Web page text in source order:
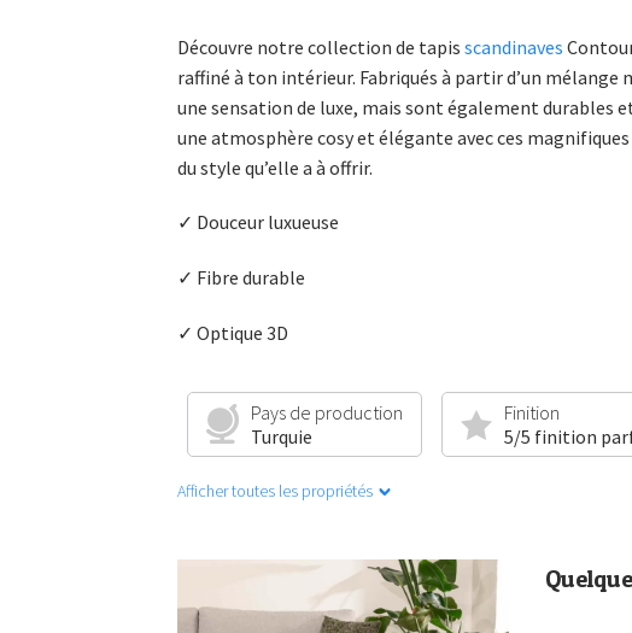
Découvre notre collection de tapis scandinaves
raffiné à ton intérieur. Fabriqués à partir d’un
une sensation de luxe, mais sont également durables
une atmosphère cosy et élégante avec ces
du style qu’elle a à offrir.
✓ Douceur luxueuse
✓ Fibre durable
✓ Optique 3D
Pays de production
Turquie
Finition
5/5 finition
Afficher toutes les propriétés